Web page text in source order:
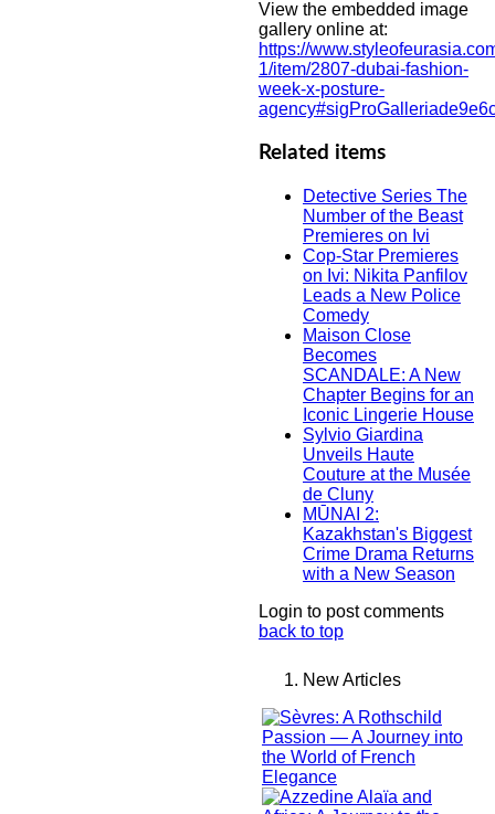
View the embedded image
gallery online at:
https://
1/item/2807-dubai-fashion-
week-x-posture-
Related items
Detective Series The
Number of the Beast
Premieres on Ivi
Cop-Star Premieres
on Ivi: Nikita Panfilov
Leads a New Police
Comedy
Maison Close
Becomes
SCANDALE: A New
Chapter Begins for an
Iconic Lingerie House
Sylvio Giardina
Unveils Haute
Couture at the Musée
de Cluny
MŪNAI 2:
Kazakhstan's Biggest
Crime Drama Returns
with a New Season
Login to post comments
back to top
New Articles